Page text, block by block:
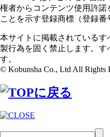
権者からコンテンツ使用許
ことを示す登録商標（登録番
本サイトに掲載されている
製行為を固く禁止します。す
す。
© Kobunsha Co., Ltd All Rights